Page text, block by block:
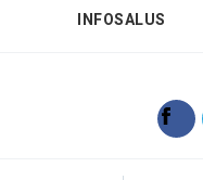
INFOSALUS